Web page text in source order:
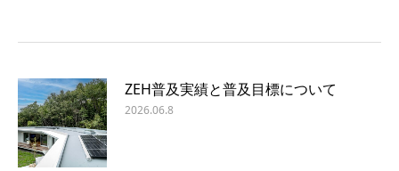
ZEH普及実績と普及目標について
2026.06.8